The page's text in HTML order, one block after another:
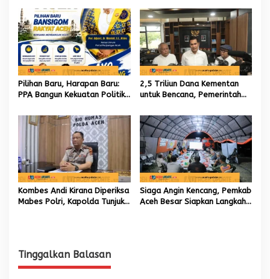
Aceh Tengah
Internasional untuk Kemajuan
Daerah
Pilihan Baru, Harapan Baru:
PPA Bangun Kekuatan Politik
2,5 Triliun Dana Kementan
untuk Bencana, Pemerintah
Kombes Andi Kirana Diperiksa
Mabes Polri, Kapolda Tunjuk
Siaga Angin Kencang, Pemkab
Aceh Besar Siapkan Langkah
Tinggalkan Balasan